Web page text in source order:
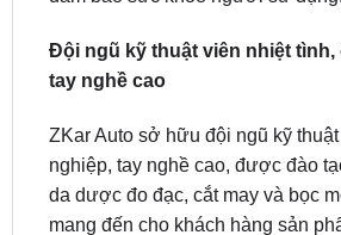
ZKar Auto sở hữu đội ngũ kỹ thuật
da dược đo đạc, cắt may và bọc
mang đến cho khách hàng sản
nhất.